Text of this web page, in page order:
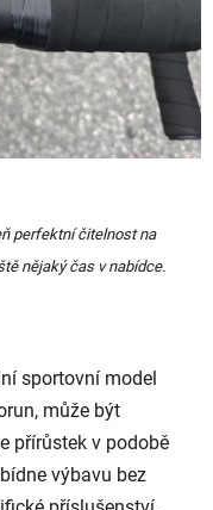
perfektní čitelnost na
nějaký čas v nabídce.
sportovní model
může být
přírůstek v podobě
výbavu bez